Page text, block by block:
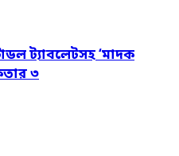
ট্যাবলেটসহ ‘মাদক
৩